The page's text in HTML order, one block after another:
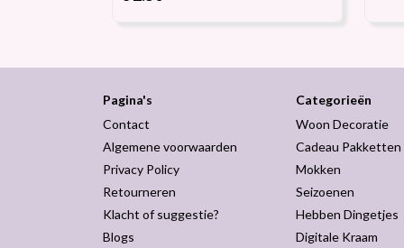
Pagina's
Contact
Algemene voorwaarden
Privacy Policy
Retourneren
Klacht of suggestie?
Blogs
Categorieën
Woon Decoratie
Cadeau Pakketten
Mokken
Seizoenen
Hebben Dingetjes
Digitale Kraam